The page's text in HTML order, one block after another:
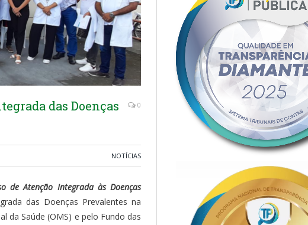
das Doenças
0
NOTÍCIAS
de Atenção Integrada às Doenças
das Doenças Prevalentes na
da Saúde (OMS) e pelo Fundo das